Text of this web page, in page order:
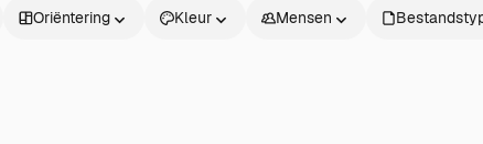
Oriëntering Kleur Mensen